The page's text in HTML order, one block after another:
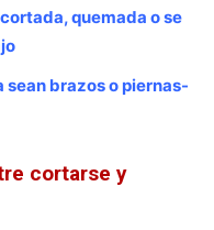
quemada o se
brazos o piernas-
cortarse y